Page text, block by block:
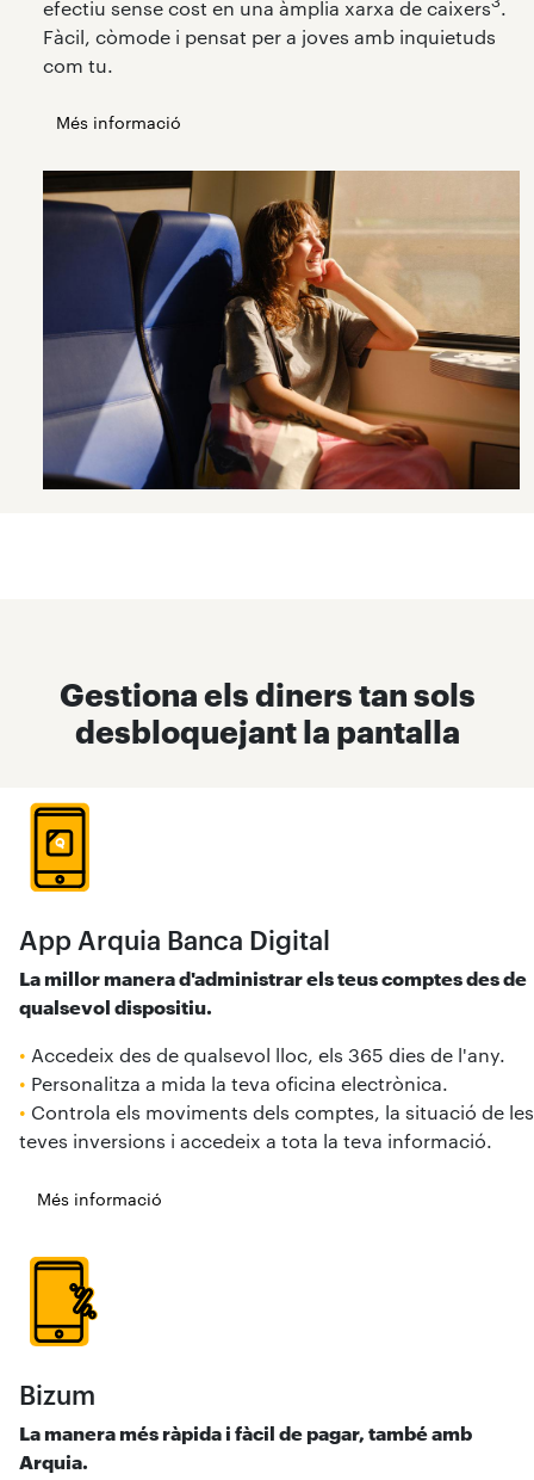
efectiu sense cost en una àmplia xarxa de caixers
Fàcil, còmode i pensat per a joves amb inquietuds
com tu.
Més informació
Gestiona els diners tan sols
desbloquejant la pantalla
App Arquia Banca Digital
La millor manera d'administrar els teus comptes des de
qualsevol dispositiu.
• Accedeix des de qualsevol lloc, els 365 dies de l'any.
• Personalitza a mida la teva oficina electrònica.
• Controla els moviments dels comptes, la situació de les
teves inversions i accedeix a tota la teva informació.
Més informació
Bizum
La manera més ràpida i fàcil de pagar, també amb
Arquia.